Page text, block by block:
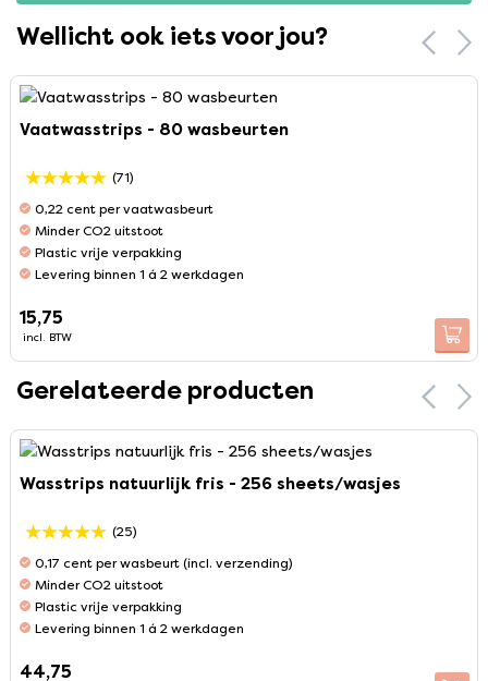
Wellicht ook iets voor jou?
Vaatwasstrips - 80 wasbeurten
(71)
0,22 cent per vaatwasbeurt
Minder CO2 uitstoot
Plastic vrije verpakking
Levering binnen 1 á 2 werkdagen
15,75
incl. BTW
Gerelateerde producten
Wasstrips natuurlijk fris - 256 sheets/wasjes
(25)
0,17 cent per wasbeurt (incl. verzending)
Minder CO2 uitstoot
Plastic vrije verpakking
Levering binnen 1 á 2 werkdagen
44,75